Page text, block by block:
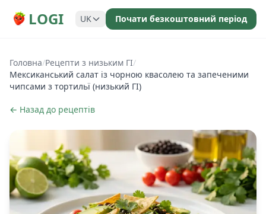
LOGI UK Почати безкоштовний період
Головна/Рецепти з низьким ГІ/
Мексиканський салат із чорною квасолею та запеченими
чипсами з тортильї (низький ГІ)
← Назад до рецептів